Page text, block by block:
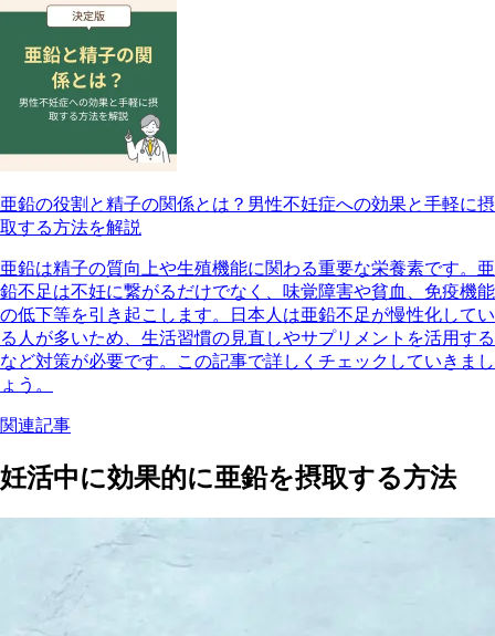
亜鉛の役割と精子の関係とは？男性不妊症への効果と手軽に摂
取する方法を解説
亜鉛は精子の質向上や生殖機能に関わる重要な栄養素です。亜
鉛不足は不妊に繋がるだけでなく、味覚障害や貧血、免疫機能
の低下等を引き起こします。日本人は亜鉛不足が慢性化してい
る人が多いため、生活習慣の見直しやサプリメントを活用する
など対策が必要です。この記事で詳しくチェックしていきまし
ょう。
関連記事
妊活中に効果的に亜鉛を摂取する方法